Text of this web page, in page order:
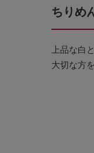
ちりめ
上品な白
大切な方